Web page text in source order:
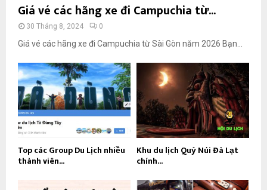
Giá vé các hãng xe đi Campuchia từ...
30 Tháng 8, 2024 0
Giá vé các hãng xe đi Campuchia từ Sài Gòn năm 2026 Bạn...
Top các Group Du Lịch nhiều
thành viên...
Khu du lịch Quỷ Núi Đà Lạt
chính...